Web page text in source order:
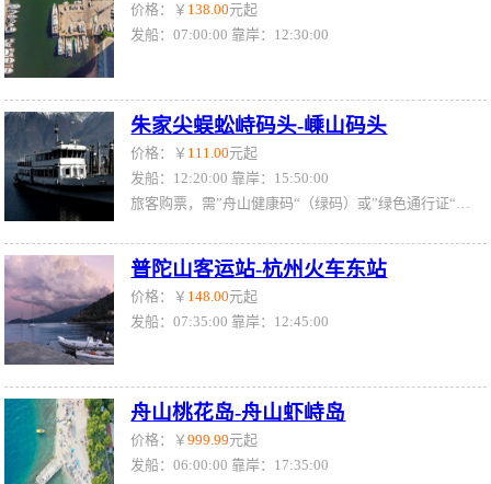
价格：￥ 138.00元起
发船：07:00:00 靠岸：12:30:00
朱家尖蜈蚣峙码头-嵊山码头
价格：￥ 111.00元起
发船：12:20:00 靠岸：15:50:00
旅客购票，需”舟山健康码“（绿码）或”绿色通行证“（绿证）
普陀山客运站-杭州火车东站
价格：￥ 148.00元起
发船：07:35:00 靠岸：12:45:00
舟山桃花岛-舟山虾峙岛
价格：￥999.99元起
发船：06:00:00 靠岸：17:35:00